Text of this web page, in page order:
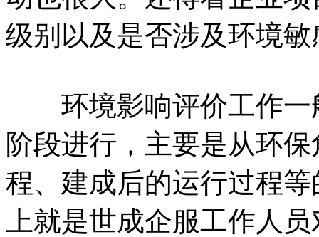
级别以及是否涉及环境
环境影响评价工作一
阶段进行，主要是从环
程、建成后的运行过程
上就是世成企服工作人